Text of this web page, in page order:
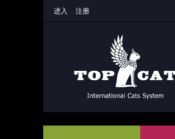
进入 注册